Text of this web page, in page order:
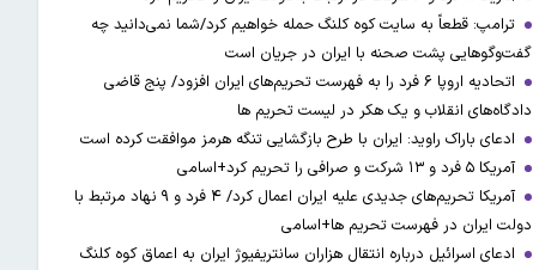
ترامپ: قطعاً به سایت کوه کلنگ حمله خواهیم کرد/شما نمی‌دانید چه
گفت‌وگوهایی پشت صحنه با ایران در جریان است
اتحادیه اروپا ۶ فرد را به فهرست تحریم‌های ایران افزود/ پنج قاضی
دادگاه‌های انقلاب و یک هکر در لیست تحریم ها
ادعای باراک راوید: ایران با طرح بازگشایی تنگه هرمز موافقت کرده است
آمریکا ۵ فرد و ۱۳ شرکت و صرافی را تحریم کرد+اسامی
آمریکا تحریم‌های جدیدی علیه ایران اعمال کرد/ ۴ فرد و ۹ نهاد مرتبط با
دولت ایران در فهرست تحریم ها+اسامی
ادعای اسرائیل درباره انتقال هزاران سانتریفیوژ ایران به اعماق کوه کلنگ